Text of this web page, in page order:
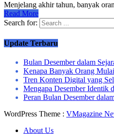
Menjelang akhir tahun, banyak
Read More
Search for:
Update Terbaru
Bulan Desember dalam
Kenapa Banyak Orang
Tren Konten Digital yang
Mengapa Desember Identik
Peran Bulan Desember
WordPress Theme : VMagazine
About Us